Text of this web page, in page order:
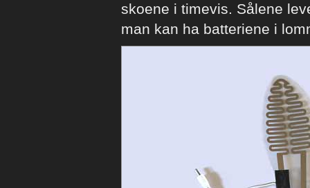
skoene i timevis. Sålene
man kan ha batteriene i